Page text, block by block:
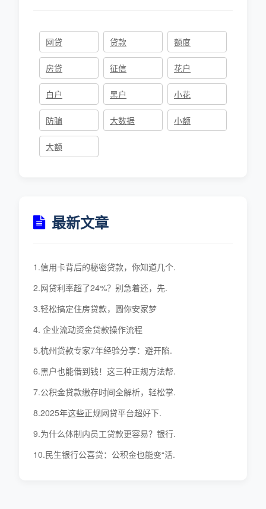
网贷 贷款 额度
房贷 征信 花户
白户 黑户 小花
防骗 大数据 小额
大额
最新文章
1.信用卡背后的秘密贷款，你知道几个.
2.网贷利率超了24%？别急着还，先.
3.轻松搞定住房贷款，圆你安家梦
4. 企业流动资金贷款操作流程
5.杭州贷款专家7年经验分享：避开陷.
6.黑户也能借到钱！这三种正规方法帮.
7.公积金贷款缴存时间全解析，轻松掌.
8.2025年这些正规网贷平台超好下.
9.为什么体制内员工贷款更容易？银行.
10.民生银行公喜贷：公积金也能变“活.